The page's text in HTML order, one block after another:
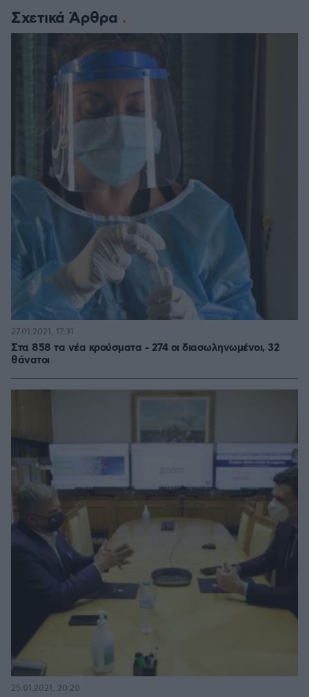
Σχετικά Άρθρα
Στα 858 τα νέα κρούσματα - 274 οι διασωληνωμένοι, 32
θάνατοι
27.01.2021, 17:31
25.01.2021, 20:20